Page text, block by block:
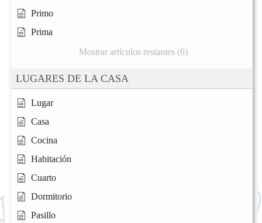
Primo
Prima
Mostrar artículos restantes (6)
LUGARES DE LA CASA
Lugar
Casa
Cocina
Habitación
Cuarto
Dormitorio
Pasillo